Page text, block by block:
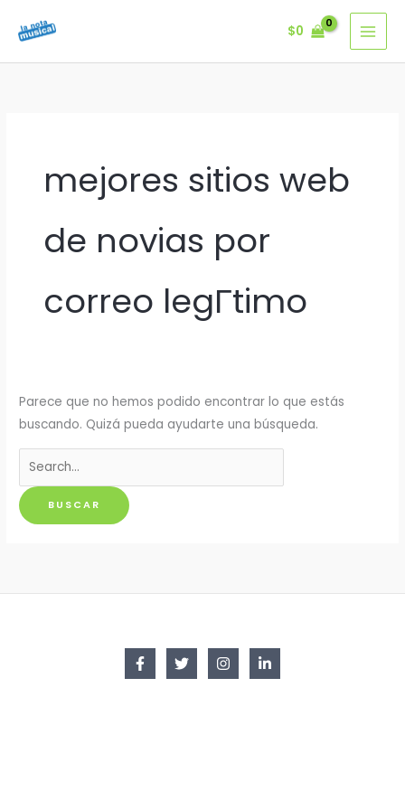
$0
mejores sitios web
de novias por
correo legГ­timo
Parece que no hemos podido encontrar lo que estás
buscando. Quizá pueda ayudarte una búsqueda.
Buscar
por: